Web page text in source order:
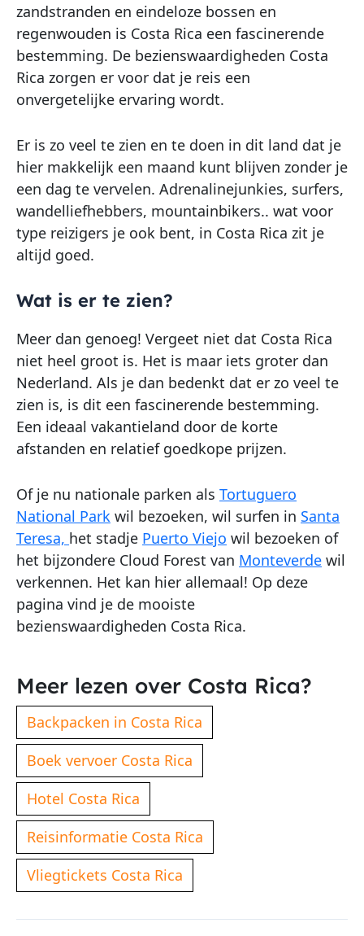
zandstranden en eindeloze bossen en
regenwouden is Costa Rica een fascinerende
bestemming. De bezienswaardigheden Costa
Rica zorgen er voor dat je reis een
onvergetelijke ervaring wordt.
Er is zo veel te zien en te doen in dit land dat je
hier makkelijk een maand kunt blijven zonder je
een dag te vervelen. Adrenalinejunkies, surfers,
wandelliefhebbers, mountainbikers.. wat voor
type reizigers je ook bent, in Costa Rica zit je
altijd goed.
Wat is er te zien?
Meer dan genoeg! Vergeet niet dat Costa Rica
niet heel groot is. Het is maar iets groter dan
Nederland. Als je dan bedenkt dat er zo veel te
zien is, is dit een fascinerende bestemming.
Een ideaal vakantieland door de korte
afstanden en relatief goedkope prijzen.
Of je nu nationale parken als Tortuguero
National Park wil bezoeken, wil surfen in Santa
Teresa, het stadje Puerto Viejo wil bezoeken of
het bijzondere Cloud Forest van Monteverde wil
verkennen. Het kan hier allemaal! Op deze
pagina vind je de mooiste
bezienswaardigheden Costa Rica.
Meer lezen over Costa Rica?
Backpacken in Costa Rica
Boek vervoer Costa Rica
Hotel Costa Rica
Reisinformatie Costa Rica
Vliegtickets Costa Rica